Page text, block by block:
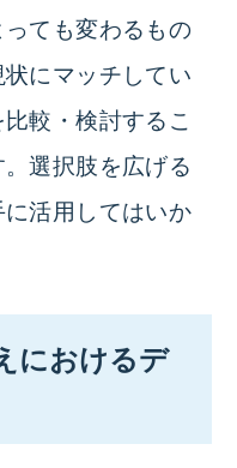
ても変わるもの
にマッチしてい
較・検討するこ
。選択肢を広げる
活用してはいか
におけるデ